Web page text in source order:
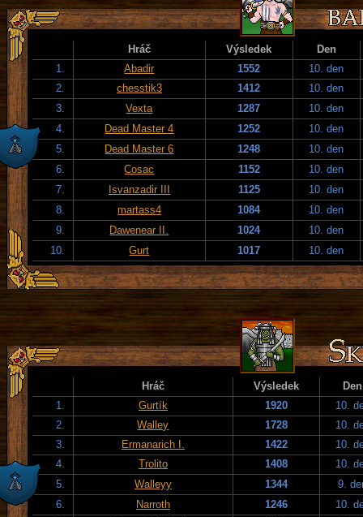
Hráč Výsledek
Den
1.
Abadir 1552
10. den
2.
chesstik3 1412
10. den
3.
Vexta 1287
10. den
4.
Dead Master 4 1252
10. den
5.
Dead Master 6 1248
10. den
6.
Cosac 1152
10. den
7.
Isvanzadir III 1125
10. den
8.
martass4 1084
10. den
9.
Dawenear II. 1024
10. den
10.
Gurt 1017 10. den
Hráč Výsledek
Den
1.
Gurtík 1920
10.
2.
Walley 1728
10.
3.
Ermanarich I. 1422
10.
4.
Trolito 1408
10.
5.
Walleyy 1344
9.
6.
Narroth 1246
10.